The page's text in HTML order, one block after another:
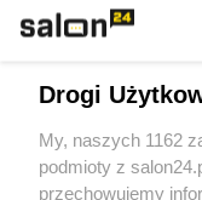
Sport
Społeczeństwo
Drogi
My, naszych 1162
podmioty z
przechowujemy